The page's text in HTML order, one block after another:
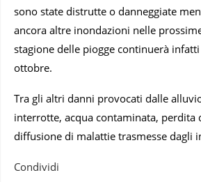
sono state distrutte o danneggiate
ancora altre inondazioni nelle
stagione delle piogge continuerà
ottobre.
Tra gli altri danni provocati dalle
interrotte, acqua contaminata, perdita
diffusione di malattie trasmesse dagli
Condividi